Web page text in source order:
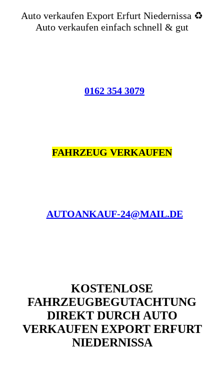
Auto verkaufen Export Erfurt Niedernissa ♻️
Auto verkaufen einfach schnell & gut
0162 354 3079
FAHRZEUG VERKAUFEN
AUTOANKAUF-24@MAIL.DE
KOSTENLOSE
FAHRZEUGBEGUTACHTUNG
DIREKT DURCH AUTO
VERKAUFEN EXPORT ERFURT
NIEDERNISSA